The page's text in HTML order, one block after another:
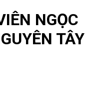
NGỌC
TÂY